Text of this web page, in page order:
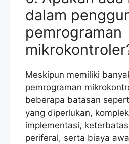
dalam
pemrograman
Meskipun memiliki
pemrograman
beberapa batasan
yang diperlukan,
implementasi,
periferal, serta biaya